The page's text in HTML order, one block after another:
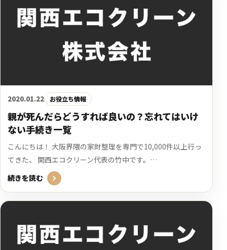
2020.01.22 お役立ち情報
親が死んだらどうすれば良いの？忘れてはいけ
ない手続き一覧
こんにちは！ 大阪界隈の家財整理を専門で10,000件以上行っ
てきた、 関西エコクリーン代表の竹中です。…
続きを読む